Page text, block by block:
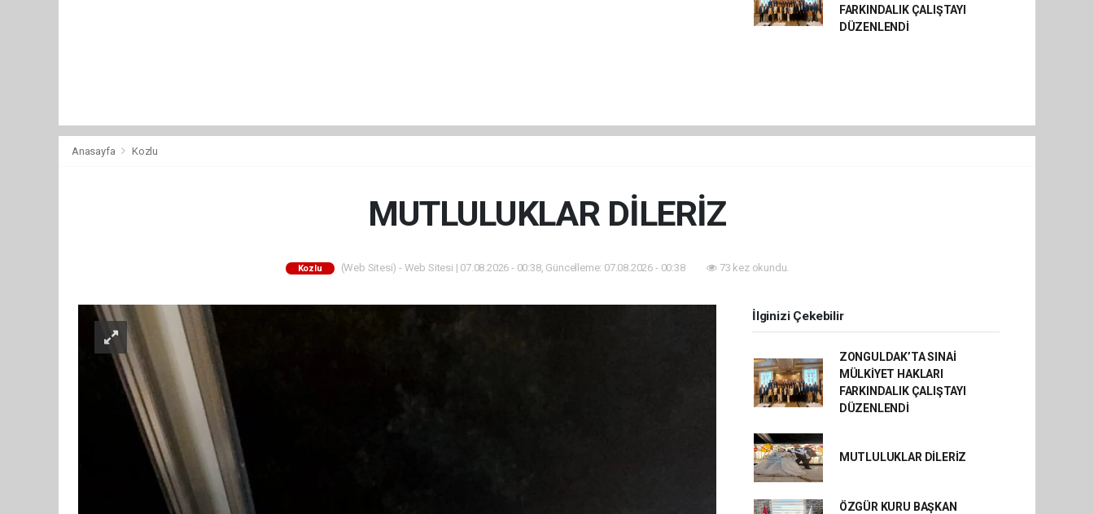
FARKINDALIK ÇALIŞTAYI
DÜZENLENDİ
Anasayfa Kozlu
MUTLULUKLAR DİLERİZ
Kozlu (Web Sitesi) - Web Sitesi | 07.08.2026 - 00:38, Güncelleme: 07.08.2026 - 00:38 73 kez okundu.
İlginizi Çekebilir
ZONGULDAK’TA SINAİ
MÜLKİYET HAKLARI
FARKINDALIK ÇALIŞTAYI
DÜZENLENDİ
MUTLULUKLAR DİLERİZ
ÖZGÜR KURU BAŞKAN